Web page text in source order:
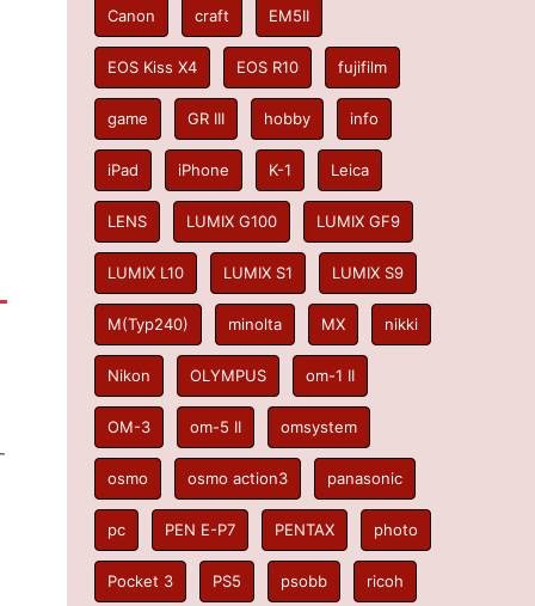
Canon craft EM5II
EOS Kiss X4 EOS R10 fujifilm
game GR III hobby info
iPad iPhone K-1 Leica
LENS LUMIX G100 LUMIX GF9
LUMIX L10 LUMIX S1 LUMIX S9
M(Typ240) minolta MX nikki
Nikon OLYMPUS om-1 II
OM-3 om-5 II omsystem
osmo osmo action3 panasonic
pc PEN E-P7 PENTAX photo
Pocket 3 PS5 psobb ricoh